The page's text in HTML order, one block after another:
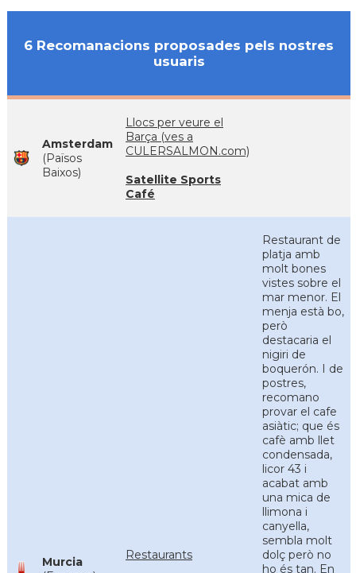
6 Recomanacions proposades pels nostres
usuaris
Amsterdam
(Països
Baixos)
Llocs per veure el
Barça (ves a
CULERSALMON.com)
Satellite Sports
Café
Murcia
Restaurants
Restaurant de
platja amb
molt bones
vistes sobre el
mar menor. El
menja està bo,
però
destacaria el
nigiri de
boquerón. I de
postres,
recomano
provar el cafe
asiàtic; que és
cafè amb llet
condensada,
licor 43 i
acabat amb
una mica de
llimona i
canyella,
sembla molt
dolç però no
ho és tan. En